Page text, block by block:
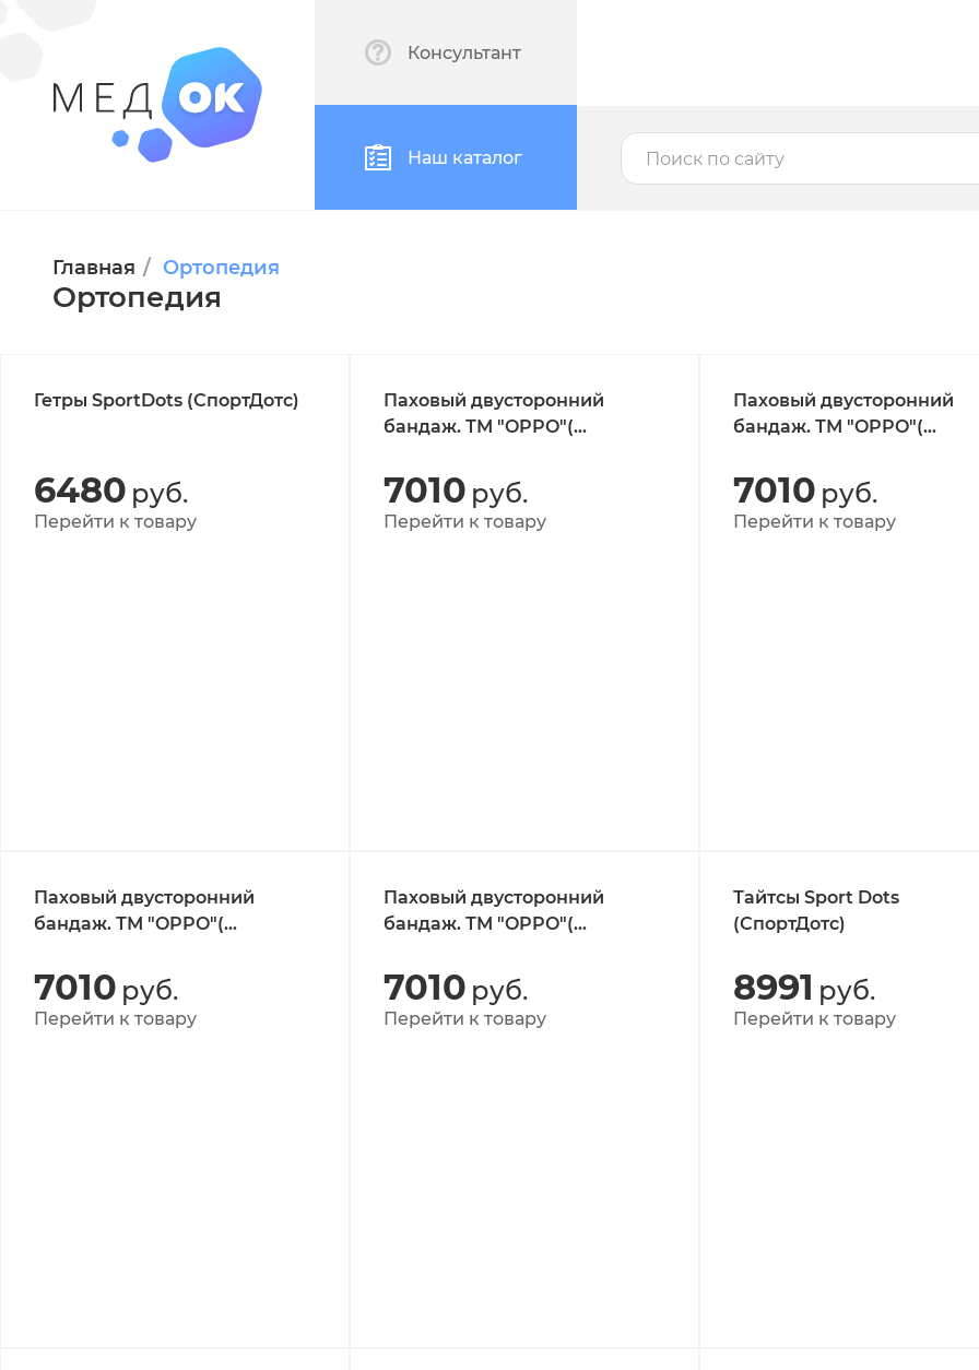
Консультант
Наш каталог
Главная Ортопедия
Ортопедия
Гетры SportDots (СпортДотс)
6480 руб.
Перейти к товару
Паховый двусторонний
бандаж. ТМ "OPPO"(
7010 руб.
Перейти к товару
Паховый двусторонний
бандаж. ТМ "OPPO"(
7010 руб.
Перейти к товару
Паховый двусторонний
бандаж. ТМ "OPPO"(
7010 руб.
Перейти к товару
Паховый двусторонний
бандаж. ТМ "OPPO"(
7010 руб.
Перейти к товару
Тайтсы Sport Dots
(СпортДотс)
8991 руб.
Перейти к товару